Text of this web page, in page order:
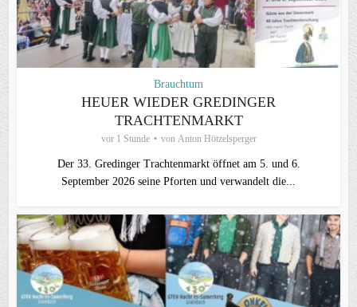
Brauchtum
HEUER WIEDER GREDINGER
TRACHTENMARKT
vor 1 Stunde von Anton Hötzelsperger
Der 33. Gredinger Trachtenmarkt öffnet am 5. und 6.
September 2026 seine Pforten und verwandelt die...